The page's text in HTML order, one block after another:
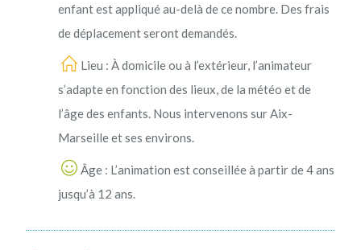
enfant est appliqué au-delà de ce nombre. Des frais
de déplacement seront demandés.
Lieu : À domicile ou à l’extérieur, l’animateur
s’adapte en fonction des lieux, de la météo et de
l’âge des enfants. Nous intervenons sur Aix-
Marseille et ses environs.
Âge : L’animation est conseillée à partir de 4 ans
jusqu’à 12 ans.